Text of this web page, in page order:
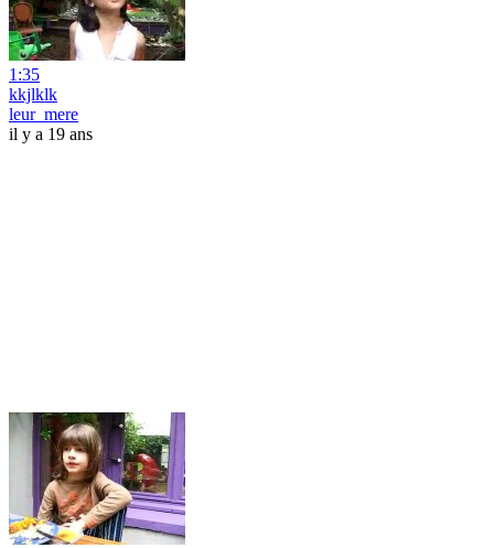
1:35
kkjlklk
leur_mere
il y a 19 ans